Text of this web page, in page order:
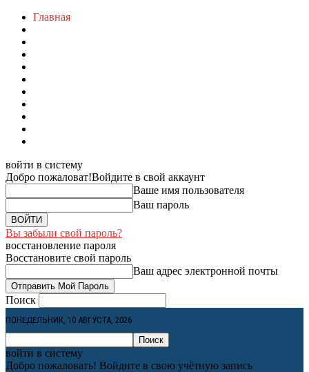
Главная
войти в систему
Добро пожаловат!Войдите в свой аккаунт
Ваше имя пользователя
Ваш пароль
Вы забыли свой пароль?
восстановление пароля
Восстановите свой пароль
Ваш адрес электронной почты
Поиск
ПОНЕДЕЛЬНИК, 10 АВГУСТА, 2026
войти в систему
Добро пожаловать! Войдите в свою учётную запись